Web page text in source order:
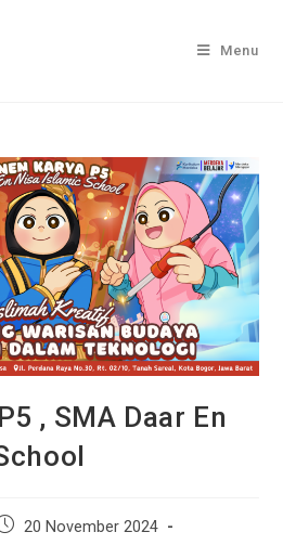
Menu
, SMA Daar En
20 November 2024